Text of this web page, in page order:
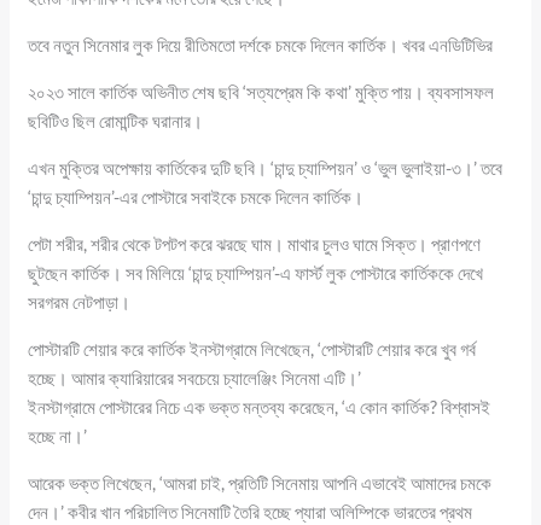
তবে নতুন সিনেমার লুক দিয়ে রীতিমতো দর্শকে চমকে দিলেন কার্তিক। খবর এনডিটিভির
২০২৩ সালে কার্তিক অভিনীত শেষ ছবি ‘সত্যপ্রেম কি কথা’ মুক্তি পায়। ব্যবসাসফল
ছবিটিও ছিল রোমান্টিক ঘরানার।
এখন মুক্তির অপেক্ষায় কার্তিকের দুটি ছবি। ‘চান্দু চ্যাম্পিয়ন’ ও ‘ভুল ভুলাইয়া-৩।’ তবে
‘চান্দু চ্যাম্পিয়ন’-এর পোস্টারে সবাইকে চমকে দিলেন কার্তিক।
পেটা শরীর, শরীর থেকে টপটপ করে ঝরছে ঘাম। মাথার চুলও ঘামে সিক্ত। প্রাণপণে
ছুটছেন কার্তিক। সব মিলিয়ে ‘চান্দু চ্যাম্পিয়ন’-এ ফার্স্ট লুক পোস্টারে কার্তিককে দেখে
সরগরম নেটপাড়া।
পোস্টারটি শেয়ার করে কার্তিক ইনস্টাগ্রামে লিখেছেন, ‘পোস্টারটি শেয়ার করে খুব গর্ব
হচ্ছে। আমার ক্যারিয়ারের সবচেয়ে চ্যালেঞ্জিং সিনেমা এটি।’
ইনস্টাগ্রামে পোস্টারের নিচে এক ভক্ত মন্তব্য করেছেন, ‘এ কোন কার্তিক? বিশ্বাসই
হচ্ছে না।’
আরেক ভক্ত লিখেছেন, ‘আমরা চাই, প্রতিটি সিনেমায় আপনি এভাবেই আমাদের চমকে
দেন।’ কবীর খান পরিচালিত সিনেমাটি তৈরি হচ্ছে প্যারা অলিম্পিকে ভারতের প্রথম